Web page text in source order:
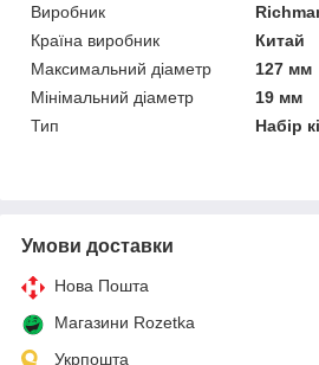
Виробник
Країна виробник
Китай
Максимальний діаметр
127 мм
Мінімальний діаметр
19 мм
Тип
Набір
Умови доставки
Нова Пошта
Магазини Rozetka
Укрпошта